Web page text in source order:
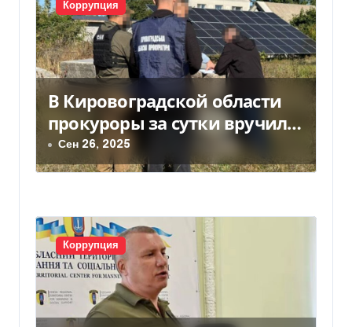
с
я
м
Коррупция
В Кировоградской области
прокуроры за сутки вручили
18 подозрений в незаконном
обогащении
Сен 26, 2025
Коррупция